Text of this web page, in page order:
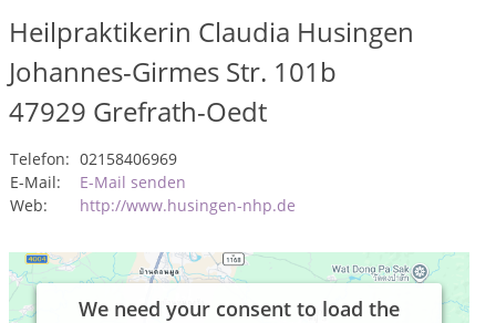
Heilpraktikerin Claudia Husingen
Johannes-Girmes Str. 101b
47929 Grefrath-Oedt
Telefon: 02158406969
E-Mail:
E-Mail senden
Web:
http://www.husingen-nhp.de
We need your consent to load the